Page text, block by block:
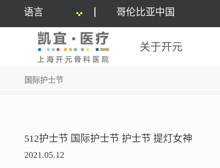
语言 哥伦比亚中国
关于开元
国际护士节
512护士节 国际护士节 护士节 提灯女神
2021.05.12